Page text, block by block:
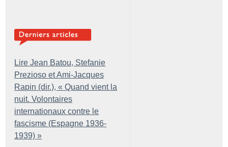
Lire Jean Batou, Stefanie
Prezioso et Ami-Jacques
Rapin (dir.), « Quand vient la
nuit. Volontaires
internationaux contre le
fascisme (Espagne 1936-
1939) »